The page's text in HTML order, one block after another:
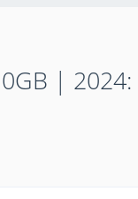
|